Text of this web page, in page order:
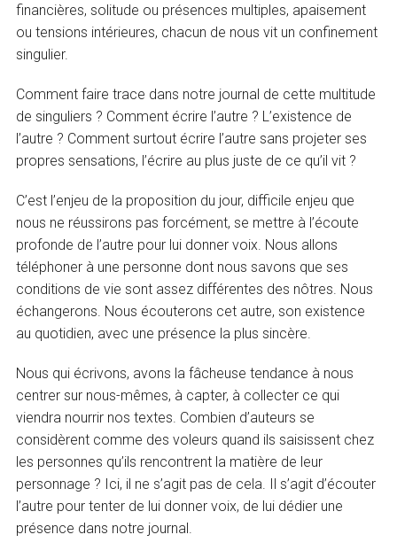
financières, solitude ou présences multiples, apaisement
ou tensions intérieures, chacun de nous vit un confinement
singulier.
Comment faire trace dans notre journal de cette multitude
de singuliers ? Comment écrire l’autre ? L’existence de
l’autre ? Comment surtout écrire l’autre sans projeter ses
propres sensations, l’écrire au plus juste de ce qu’il vit ?
C’est l’enjeu de la proposition du jour, difficile enjeu que
nous ne réussirons pas forcément, se mettre à l’écoute
profonde de l’autre pour lui donner voix. Nous allons
téléphoner à une personne dont nous savons que ses
conditions de vie sont assez différentes des nôtres. Nous
échangerons. Nous écouterons cet autre, son existence
au quotidien, avec une présence la plus sincère.
Nous qui écrivons, avons la fâcheuse tendance à nous
centrer sur nous-mêmes, à capter, à collecter ce qui
viendra nourrir nos textes. Combien d’auteurs se
considèrent comme des voleurs quand ils saisissent chez
les personnes qu’ils rencontrent la matière de leur
personnage ? Ici, il ne s’agit pas de cela. Il s’agit d’écouter
l’autre pour tenter de lui donner voix, de lui dédier une
présence dans notre journal.